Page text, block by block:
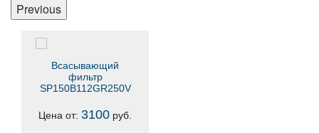
Previous
Всасывающий
фильтр
SP150B112GR250V
Цена от: 3100 руб.